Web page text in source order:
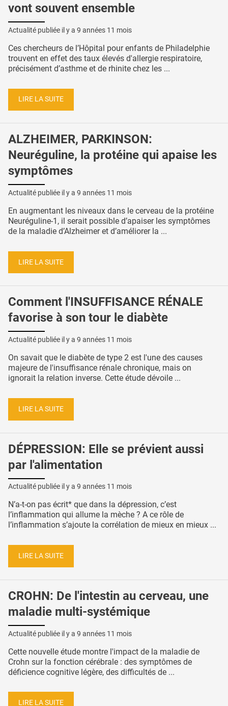
vont souvent ensemble
Actualité publiée il y a 9 années 11 mois
Ces chercheurs de l’Hôpital pour enfants de Philadelphie
trouvent en effet des taux élevés d'allergie respiratoire,
précisément d’asthme et de rhinite chez les ...
LIRE LA SUITE
ALZHEIMER, PARKINSON:
Neuréguline, la protéine qui apaise les
symptômes
Actualité publiée il y a 9 années 11 mois
En augmentant les niveaux dans le cerveau de la protéine
Neuréguline-1, il serait possible d’apaiser les symptômes
de la maladie d’Alzheimer et d’améliorer la ...
LIRE LA SUITE
Comment l'INSUFFISANCE RÉNALE
favorise à son tour le diabète
Actualité publiée il y a 9 années 11 mois
On savait que le diabète de type 2 est l'une des causes
majeure de l'insuffisance rénale chronique, mais on
ignorait la relation inverse. Cette étude dévoile ...
LIRE LA SUITE
DÉPRESSION: Elle se prévient aussi
par l'alimentation
Actualité publiée il y a 9 années 11 mois
N’a-t-on pas écrit* que dans la dépression, c’est
l’inflammation qui allume la mèche ? A ce rôle de
l’inflammation s’ajoute la corrélation de mieux en mieux ...
LIRE LA SUITE
CROHN: De l'intestin au cerveau, une
maladie multi-systémique
Actualité publiée il y a 9 années 11 mois
Cette nouvelle étude montre l'impact de la maladie de
Crohn sur la fonction cérébrale : des symptômes de
déficience cognitive légère, des difficultés de ...
LIRE LA SUITE